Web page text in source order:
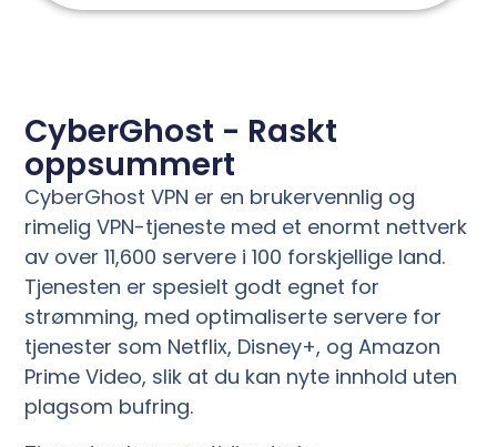
CyberGhost - Raskt
oppsummert
CyberGhost VPN er en brukervennlig og
rimelig VPN-tjeneste med et enormt nettverk
av over 11,600 servere i 100 forskjellige land.
Tjenesten er spesielt godt egnet for
strømming, med optimaliserte servere for
tjenester som Netflix, Disney+, og Amazon
Prime Video, slik at du kan nyte innhold uten
plagsom bufring.